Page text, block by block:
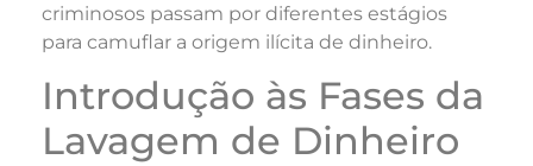
criminosos passam por diferentes estágios
para camuflar a origem ilícita de dinheiro.
Introdução às Fases da
Lavagem de Dinheiro